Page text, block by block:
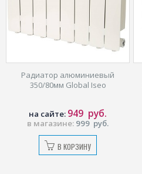
Радиатор алюминиевый
350/80мм Global Iseo
в магазине: 999 руб.
на сайте: 949 руб.
В КОРЗИНУ